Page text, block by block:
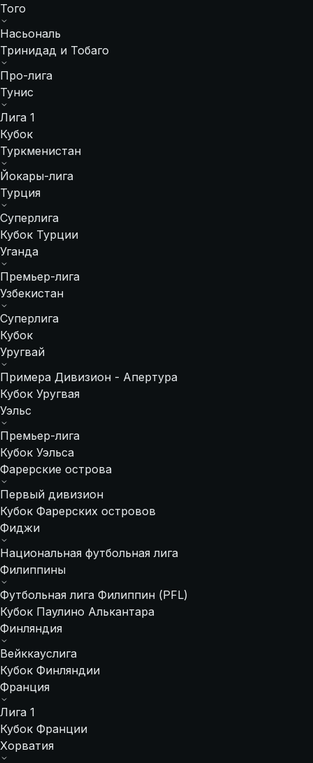
Того
Насьональ
Тринидад и Тобаго
Про-лига
Тунис
Лига 1
Кубок
Туркменистан
Йокары-лига
Турция
Суперлига
Кубок Турции
Уганда
Премьер-лига
Узбекистан
Суперлига
Кубок
Уругвай
Примера Дивизион - Апертура
Кубок Уругвая
Уэльс
Премьер-лига
Кубок Уэльса
Фарерские острова
Первый дивизион
Кубок Фарерских островов
Фиджи
Национальная футбольная лига
Филиппины
Футбольная лига Филиппин (PFL)
Кубок Паулино Алькантара
Финляндия
Вейккауслига
Кубок Финляндии
Франция
Лига 1
Кубок Франции
Хорватия